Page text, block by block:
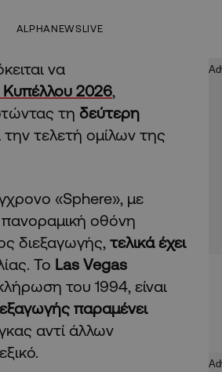
ALPHANEWSLIVE
να
Κυπέλλου 2026,
τη δεύτερη
τελετή ομίλων της
«Sphere», με
πανοραμική οθόνη
διεξαγωγής, τελικά έχει
Το Las Vegas
του 1994, είναι
παραμένει
αντί άλλων